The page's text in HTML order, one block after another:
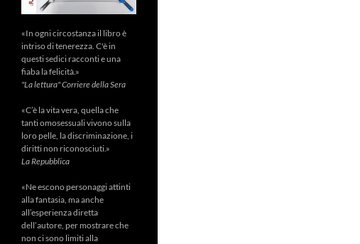
«In ogni circostanza il libro è
intriso di tenerezza. C'è in
questi sedici racconti e una
fiaba la felicità.»
"La lettura" Corriere della Sera
«C’è la vita vera, quella che
tanti omosessuali vivono sulla
loro pelle, la discriminazione, i
diritti non riconosciuti.»
La Repubblica
«Ne escono personaggi attinti
alla fantasia, ma anche
all’esperienza diretta
dell’autore, per mostrare che
non ci sono limiti alla